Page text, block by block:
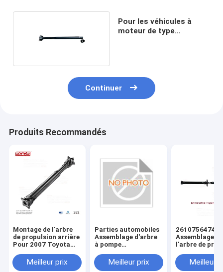
Pour les véhicules à
moteur de type
Continuer
Produits Recommandés
Montage de l'arbre
de propulsion arrière
Pour 2007 Toyota
J200 3714060590
Meilleur prix
Parties automobiles
Assemblage d'arbre
à pompe
A6394103206 Pour
Mercedes-Benz
Meilleur prix
26107564740
Assemblage de
l'arbre de
Véhicule tout-
terrain E83
Meilleur